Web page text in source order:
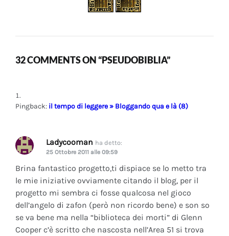
32 COMMENTS ON “PSEUDOBIBLIA”
Pingback: il tempo di leggere » Bloggando qua e là (8)
Ladycooman ha detto:
25 Ottobre 2011 alle 09:59
Brina fantastico progetto,ti dispiace se lo metto tra
le mie iniziative ovviamente citando il blog, per il
progetto mi sembra ci fosse qualcosa nel gioco
dell’angelo di zafon (però non ricordo bene) e son so
se va bene ma nella “biblioteca dei morti” di Glenn
Cooper c’è scritto che nascosta nell’Area 51 si trova